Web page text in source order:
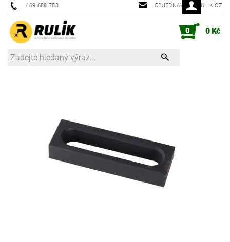
469 688 783 OBJEDNAVKY@RULIK.CZ
0 0 Kč